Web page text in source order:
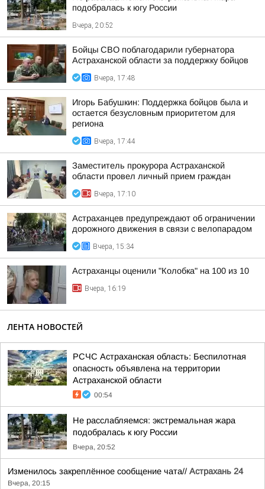
подобралась к югу России
Вчера, 20:52
Бойцы СВО поблагодарили губернатора
Астраханской области за поддержку бойцов
Вчера, 17:48
Игорь Бабушкин: Поддержка бойцов была и
остается безусловным приоритетом для
региона
Вчера, 17:44
Заместитель прокурора Астраханской
области провел личный прием граждан
Вчера, 17:10
Астраханцев предупреждают об ограничении
дорожного движения в связи с велопарадом
Вчера, 15:34
Астраханцы оценили "Колобка" на 100 из 10
Вчера, 16:19
ЛЕНТА НОВОСТЕЙ
РСЧС Астраханская область: Беспилотная
опасность объявлена на территории
Астраханской области
00:54
Не расслабляемся: экстремальная жара
подобралась к югу России
Вчера, 20:52
Изменилось закреплённое сообщение чата// Астрахань 24
Вчера, 20:15